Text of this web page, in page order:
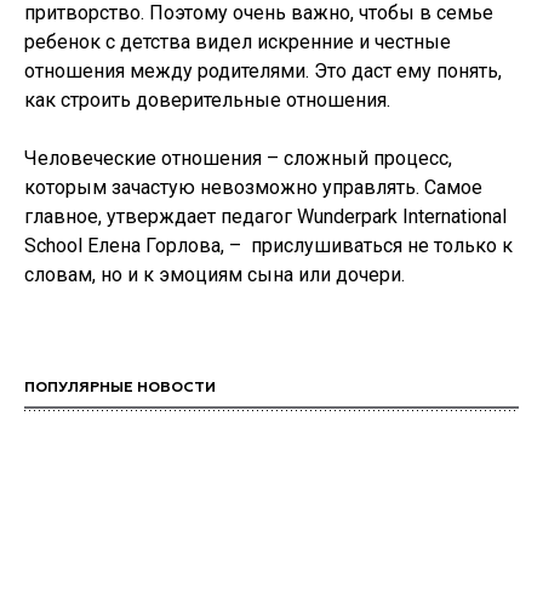
притворство. Поэтому очень важно, чтобы в семье
ребенок с детства видел искренние и честные
отношения между родителями. Это даст ему понять,
как строить доверительные отношения.
Человеческие отношения – сложный процесс,
которым зачастую невозможно управлять. Самое
главное, утверждает педагог Wunderpark International
School Елена Горлова, – прислушиваться не только к
словам, но и к эмоциям сына или дочери.
ПОПУЛЯРНЫЕ НОВОСТИ